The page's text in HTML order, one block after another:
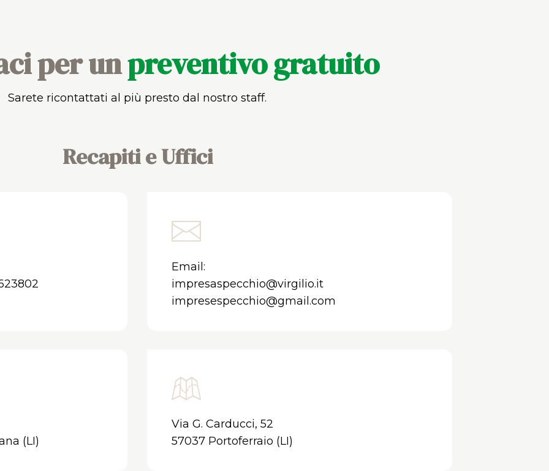
per unpreventivo gratuito
Sarete ricontattati al più presto dal nostro staff.
Recapiti e Uffici
Email:
impresaspecchio@virgilio.it
impresespecchio@gmail.com
(LI)
Via G. Carducci, 52
57037 Portoferraio (LI)